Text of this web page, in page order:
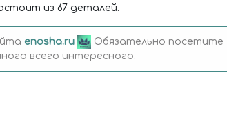
из 67 деталей.
enosha.ru
Обязательно посетите
всего интересного.